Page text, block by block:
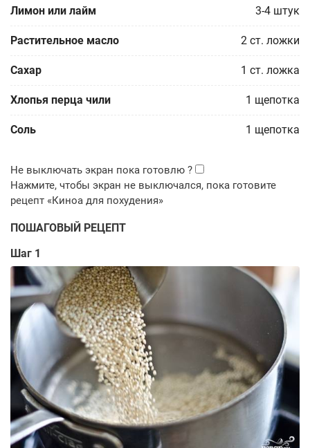
Лимон или лайм 3-4 штук
Растительное масло 2 ст. ложки
Сахар 1 ст. ложка
Хлопья перца чили 1 щепотка
Соль 1 щепотка
ПОШАГОВЫЙ РЕЦЕПТ
Шаг 1